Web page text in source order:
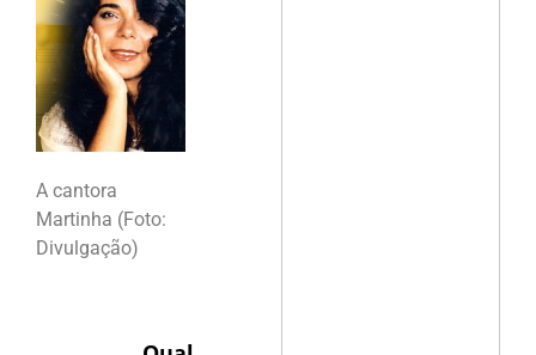
A cantora
Martinha (Foto:
Divulgação)